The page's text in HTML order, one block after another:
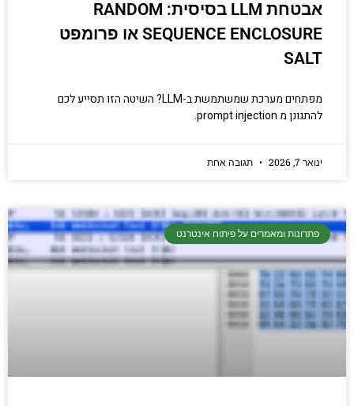
אבטחת LLM בסיסית: RANDOM
SEQUENCE ENCLOSURE או פרומפט
SALT
מפתחים מערכת שמשתמשת ב-LLM? השיטה הזו תסייע לכם
להתגונן מ prompt injection.
ינואר 7, 2026 תגובה אחת
פתרונות ומאמרים על פיתוח אינטרנט